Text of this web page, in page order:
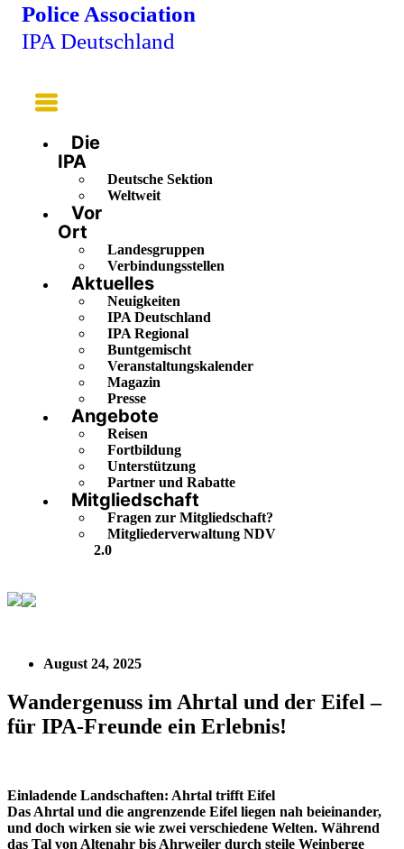
Police Association
IPA Deutschland
Main
Menu
Die
IPA
Deutsche Sektion
Weltweit
Vor
Ort
Landesgruppen
Verbindungsstellen
Aktuelles
Neuigkeiten
IPA Deutschland
IPA Regional
Buntgemischt
Veranstaltungskalender
Magazin
Presse
Angebote
Reisen
Fortbildung
Unterstützung
Partner und Rabatte
Mitgliedschaft
Fragen zur Mitgliedschaft?
Mitgliederverwaltung NDV
2.0
August 24, 2025
Wandergenuss im Ahrtal und der Eifel –
für IPA-Freunde ein Erlebnis!
Einladende Landschaften: Ahrtal trifft Eifel
Das Ahrtal und die angrenzende Eifel liegen nah beieinander,
und doch wirken sie wie zwei verschiedene Welten. Während
das Tal von Altenahr bis Ahrweiler durch steile Weinberge